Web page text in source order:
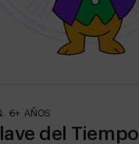
6+ AÑOS
del Tiempo